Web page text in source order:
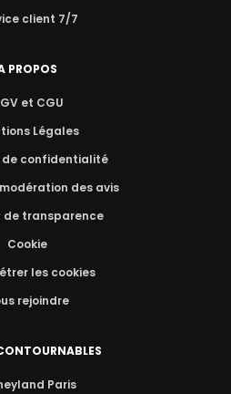
client 7/7
PROPOS
et CGU
Légales
de confidentialité
des avis
de transparence
Cookie
les cookies
rejoindre
Paris